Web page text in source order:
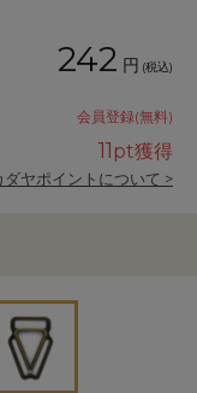
242 円 (税込)
会員登録(無料)
11pt獲得
ダヤポイントについて >